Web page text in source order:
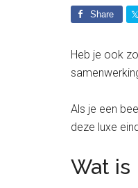
Share
Heb je ook
Als je een
deze luxe
Wat is